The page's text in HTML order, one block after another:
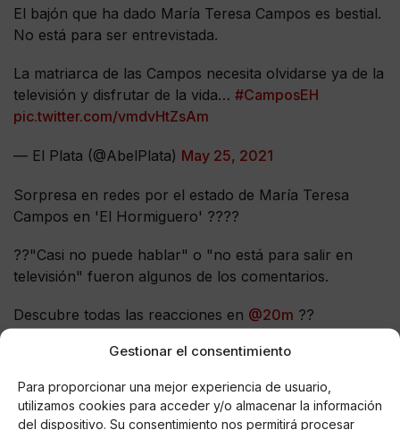
Gestionar el consentimiento
Para proporcionar una mejor experiencia de usuario,
utilizamos cookies para acceder y/o almacenar la información
del dispositivo. Su consentimiento nos permitirá procesar
El bajón que ha dado María Teresa Campos es bestial.
No está para ser entrevistada.
La matriarca de las Campos necesita olvidarse ya de la
televisión y disfrutar de la vida… #CamposEH
pic.twitter.com/vmdvHtZsAm
— El Plata (@AbelPlata) May 25, 2021
Sorpresa en redes por el estado de María Teresa
Campos en 'El Hormiguero' ????
??"Casi no puede hablar" o "no está para salir en
televisión" fueron algunos de los comentarios.
Descubre todas las reacciones en @20m ??
Si su problema es económico, que le ayude la de la